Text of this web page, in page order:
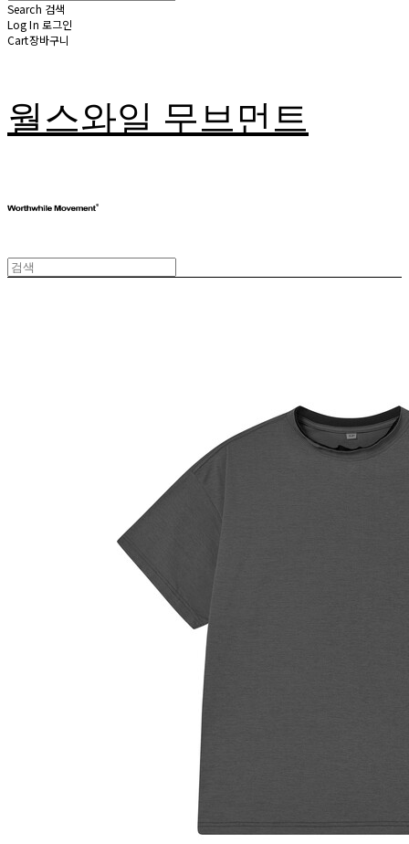
Search 검색
Log In 로그인
Cart장바구니
월스와일 무브먼트